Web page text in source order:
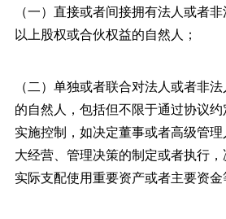
（一）直接或者间接拥有法人或者
以上股权或合伙权益的自然人；
（二）单独或者联合对法人或者非
的自然人，包括但不限于通过协议
实施控制，如决定董事或者高级管
大经营、管理决策的制定或者执行
实际支配使用重要资产或者主要资金